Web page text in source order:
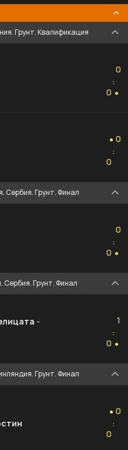
Грунт. Квалификация
0
:
0 ●
● 0
:
0
Сербия. Грунт. Финал
0
:
0 ●
Сербия. Грунт. Финал
-
1
:
0 ●
Грунт. Финал
● 0
:
0